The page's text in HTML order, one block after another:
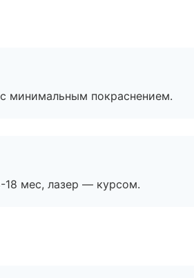
минимальным покраснением.
18 мес, лазер — курсом.